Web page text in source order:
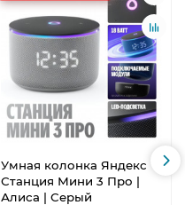
Умная колонка Яндекс
Станция Мини 3 Про |
Алиса | Серый